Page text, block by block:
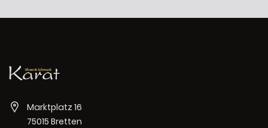
Marktplatz 16
75015 Bretten